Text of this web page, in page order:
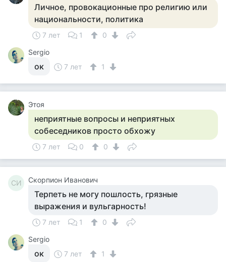
Личное, провокационные про религию или
национальности, политика
7 лет 1
0
Sergio
ок 7 лет 1
Этоя
неприятные вопросы и неприятных
собеседников просто обхожу
7 лет 0 0
СИ Скорпион Иванович
Терпеть не могу пошлость, грязные
выражения и вульгарность!
7 лет 1
0
Sergio
ок 7 лет 1